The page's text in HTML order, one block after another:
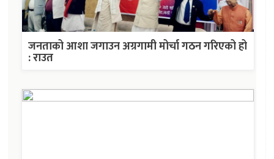
जनताको आशा जगाउन अग्रगामी मोर्चा गठन गरिएको हो
: राउत